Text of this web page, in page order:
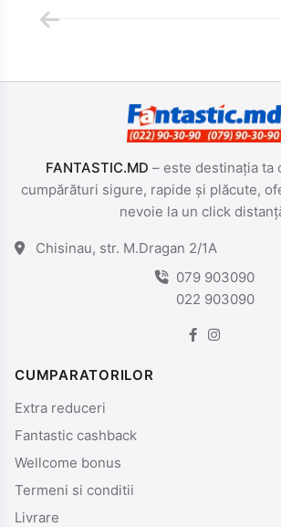
FANTASTIC.MD – este destinația ta
cumpărături sigure, rapide și plăcute,
nevoie la un click
Chisinau, str. M.Dragan 2/1A
079 903090
022 903090
CUMPARATORILOR
Extra reduceri
Fantastic cashback
Wellcome bonus
Termeni si conditii
Livrare